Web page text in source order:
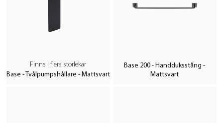
Finns i flera storlekar
Base - Tvålpumpshållare - Mattsvart
Base 200 - Handduksstång -
Mattsvart